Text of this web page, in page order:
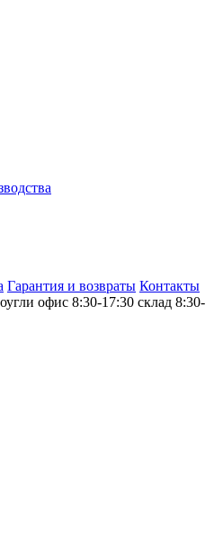
Гарантия и возвраты Контакты
офис 8:30-17:30 склад 8:30-